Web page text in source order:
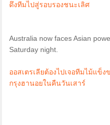
ดึงทีมไปสู่รอบรองชนะเลิศ
Australia now faces Asian
Saturday night.
ออสเตรเลียต้องไปเจอทีมไม้แข็
กรุงฮานอยในคืนวันเสาร์